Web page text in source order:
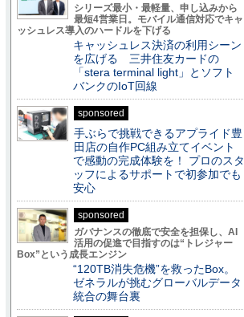
シリーズ最小・最軽量、申し込みから
最短4営業日。モバイル通信対応でキャ
ッシュレス導入のハードルを下げる
キャッシュレス決済の利用シーン
を広げる 三井住友カードの
「stera terminal light」とソフト
バンクのIoT回線
sponsored
手ぶらで挑戦できるアプライド豊
田店の自作PC組み立てイベント
で感動の完成体験を！ プロのスタ
ッフによるサポートで初参加でも
安心
sponsored
ガバナンスの徹底で安全を担保し、AI
活用の促進で目指すのは“トレジャー
Box”という成長エンジン
“120TB消失危機”を救ったBox。
ゼネラルが挑むグローバルデータ
統合の舞台裏